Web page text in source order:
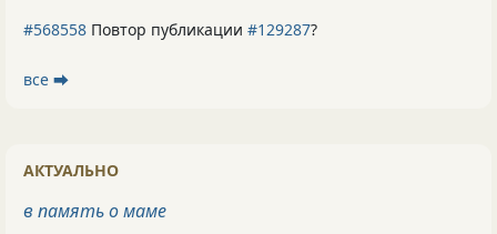
#568558 Повтор публикации #129287?
все ⮕
АКТУАЛЬНО
в память о маме